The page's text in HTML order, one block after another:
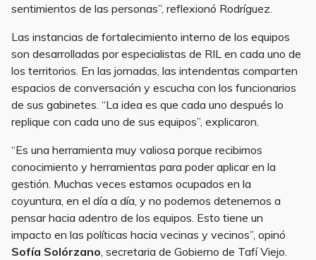
sentimientos de las personas”, reflexionó Rodríguez.
Las instancias de fortalecimiento interno de los equipos
son desarrolladas por especialistas de RIL en cada uno de
los territorios. En las jornadas, las intendentas comparten
espacios de conversación y escucha con los funcionarios
de sus gabinetes. “La idea es que cada uno después lo
replique con cada uno de sus equipos”, explicaron.
“Es una herramienta muy valiosa porque recibimos
conocimiento y herramientas para poder aplicar en la
gestión. Muchas veces estamos ocupados en la
coyuntura, en el día a día, y no podemos detenernos a
pensar hacia adentro de los equipos. Esto tiene un
impacto en las políticas hacia vecinas y vecinos”, opinó
Sofía Solórzano, secretaria de Gobierno de Tafí Viejo.